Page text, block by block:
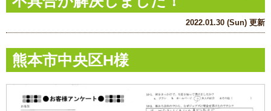
2022.01.30 (Sun) 更新
熊本市中央区H様